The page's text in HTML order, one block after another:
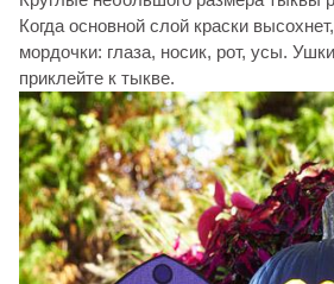
Когда основной слой краски
мордочки: глаза, носик, рот, усы.
приклейте к тыкве.